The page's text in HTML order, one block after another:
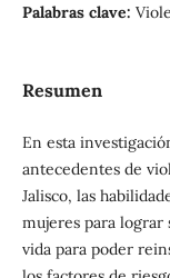
Palabras clave:
Resumen
En esta
antecedentes de
Jalisco, las
mujeres para lograr
vida para poder